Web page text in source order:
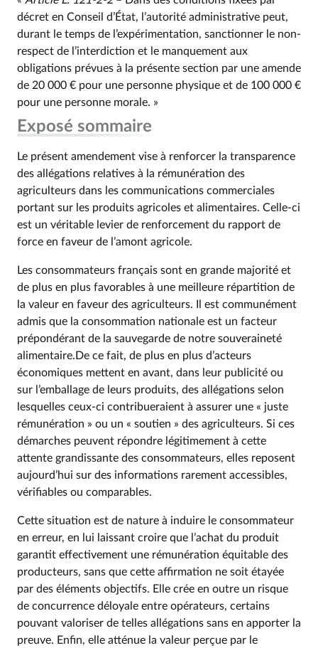
décret en Conseil d’État, l’autorité administrative peut,
durant le temps de l’expérimentation, sanctionner le non-
respect de l’interdiction et le manquement aux
obligations prévues à la présente section par une amende
de 20 000 € pour une personne physique et de 100 000 €
pour une personne morale. »
Exposé sommaire
Le présent amendement vise à renforcer la transparence
des allégations relatives à la rémunération des
agriculteurs dans les communications commerciales
portant sur les produits agricoles et alimentaires. Celle-ci
est un véritable levier de renforcement du rapport de
force en faveur de l’amont agricole.
Les consommateurs français sont en grande majorité et
de plus en plus favorables à une meilleure répartition de
la valeur en faveur des agriculteurs. Il est communément
admis que la consommation nationale est un facteur
prépondérant de la sauvegarde de notre souveraineté
alimentaire.De ce fait, de plus en plus d’acteurs
économiques mettent en avant, dans leur publicité ou
sur l’emballage de leurs produits, des allégations selon
lesquelles ceux-ci contribueraient à assurer une « juste
rémunération » ou un « soutien » des agriculteurs. Si ces
démarches peuvent répondre légitimement à cette
attente grandissante des consommateurs, elles reposent
aujourd’hui sur des informations rarement accessibles,
vérifiables ou comparables.
Cette situation est de nature à induire le consommateur
en erreur, en lui laissant croire que l’achat du produit
garantit effectivement une rémunération équitable des
producteurs, sans que cette affirmation ne soit étayée
par des éléments objectifs. Elle crée en outre un risque
de concurrence déloyale entre opérateurs, certains
pouvant valoriser de telles allégations sans en apporter la
preuve. Enfin, elle atténue la valeur perçue par le